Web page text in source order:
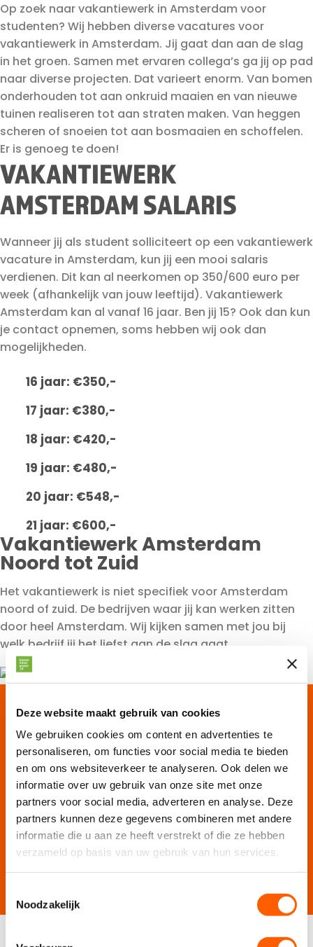
Deze website maakt gebruik van cookies
We gebruiken cookies om content en advertenties te
personaliseren, om functies voor social media te bieden
en om ons websiteverkeer te analyseren. Ook delen we
informatie over uw gebruik van onze site met onze
partners voor social media, adverteren en analyse. Deze
partners kunnen deze gegevens combineren met andere
informatie die u aan ze heeft verstrekt of die ze hebben
verzameld op basis van uw gebruik van hun services.
Noodzakelijk
Op zoek naar vakantiewerk in Amsterdam voor
studenten? Wij hebben diverse vacatures voor
vakantiewerk in Amsterdam. Jij gaat dan aan de slag
in het groen. Samen met ervaren collega’s ga jij op pad
naar diverse projecten. Dat varieert enorm. Van bomen
onderhouden tot aan onkruid maaien en van nieuwe
tuinen realiseren tot aan straten maken. Van heggen
scheren of snoeien tot aan bosmaaien en schoffelen.
Er is genoeg te doen!
VAKANTIEWERK
AMSTERDAM SALARIS
Wanneer jij als student solliciteert op een vakantiewerk
vacature in Amsterdam, kun jij een mooi salaris
verdienen. Dit kan al neerkomen op 350/600 euro per
week (afhankelijk van jouw leeftijd). Vakantiewerk
Amsterdam kan al vanaf 16 jaar. Ben jij 15? Ook dan kun
je contact opnemen, soms hebben wij ook dan
mogelijkheden.
16 jaar: €350,-
17 jaar: €380,-
18 jaar: €420,-
19 jaar: €480,-
20 jaar: €548,-
21 jaar: €600,-
Vakantiewerk Amsterdam
Noord tot Zuid
Het vakantiewerk is niet specifiek voor Amsterdam
noord of zuid. De bedrijven waar jij kan werken zitten
door heel Amsterdam. Wij kijken samen met jou bij
welk bedrijf jij het liefst aan de slag gaat.
WAT VINDEN ANDEREN
VAN ONS? CHECK
ONZE REVIEWS!
VRAGEN? OF